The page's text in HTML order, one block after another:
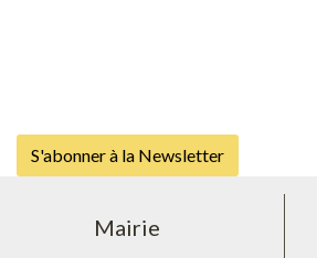
S'abonner à la Newsletter
Mairie